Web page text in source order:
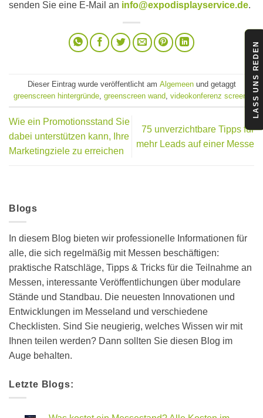
senden Sie eine E-Mail an info@expodisplayservice.de.
Dieser Eintrag wurde veröffentlicht am Algemeenund getaggt
greenscreen hintergründe greenscreen wand videokonferenz screen
Wie ein Promotionsstand Sie
dabei unterstützen kann, Ihre
Marketingziele zu erreichen
75 unverzichtbare Tipps für
mehr Leads auf einer Messe
Blogs
In diesem Blog bieten wir professionelle Informationen für
alle, die sich regelmäßig mit Messen beschäftigen:
praktische Ratschläge, Tipps & Tricks für die Teilnahme an
Messen, interessante Veröffentlichungen über modulare
Stände und Standbau. Die neuesten Innovationen und
Entwicklungen im Messeland und verschiedene
Checklisten. Sind Sie neugierig, welches Wissen wir mit
Ihnen teilen werden? Dann sollten Sie diesen Blog im
Auge behalten.
Letzte Blogs:
LASS UNS REDEN